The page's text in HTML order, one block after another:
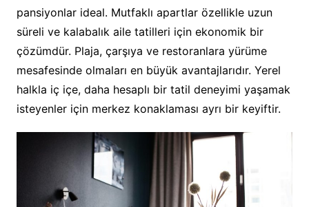
pansiyonlar ideal. Mutfaklı apartlar özellikle uzun
süreli ve kalabalık aile tatilleri için ekonomik bir
çözümdür. Plaja, çarşıya ve restoranlara yürüme
mesafesinde olmaları en büyük avantajlarıdır. Yerel
halkla iç içe, daha hesaplı bir tatil deneyimi yaşamak
isteyenler için merkez konaklaması ayrı bir keyiftir.